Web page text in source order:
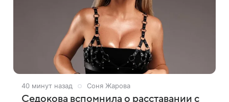
40 минут назад Соня Жарова
Седокова вспомнила о расставании с